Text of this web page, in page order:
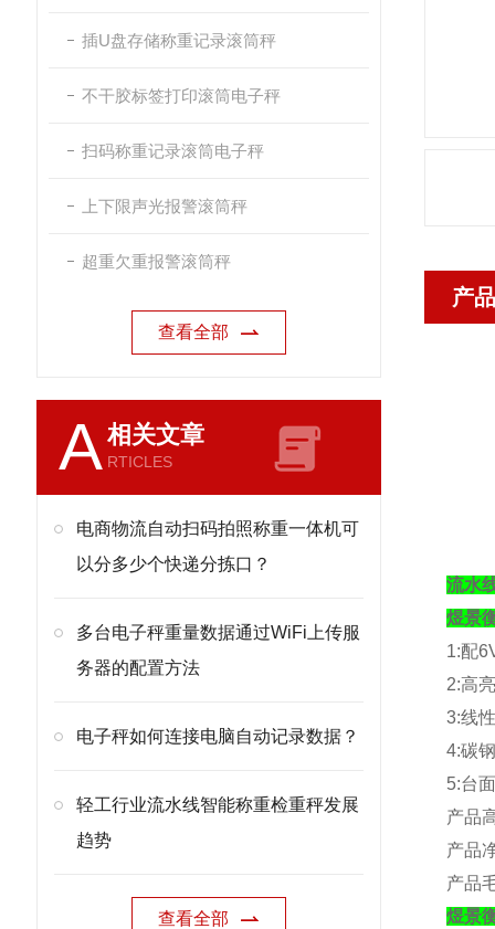
插U盘存储称重记录滚筒秤
不干胶标签打印滚筒电子秤
扫码称重记录滚筒电子秤
上下限声光报警滚筒秤
超重欠重报警滚筒秤
查看全部
A相关文章
RTICLES
电商物流自动扫码拍照称重一体机可
以分多少个快递分拣口？
多台电子秤重量数据通过WiFi上传服
务器的配置方法
电子秤如何连接电脑自动记录数据？
轻工行业流水线智能称重检重秤发展
趋势
查看全部
产
流水
煜景
1:配
2:高
3:线
4:碳
5:台
产品
产品
产品
煜景